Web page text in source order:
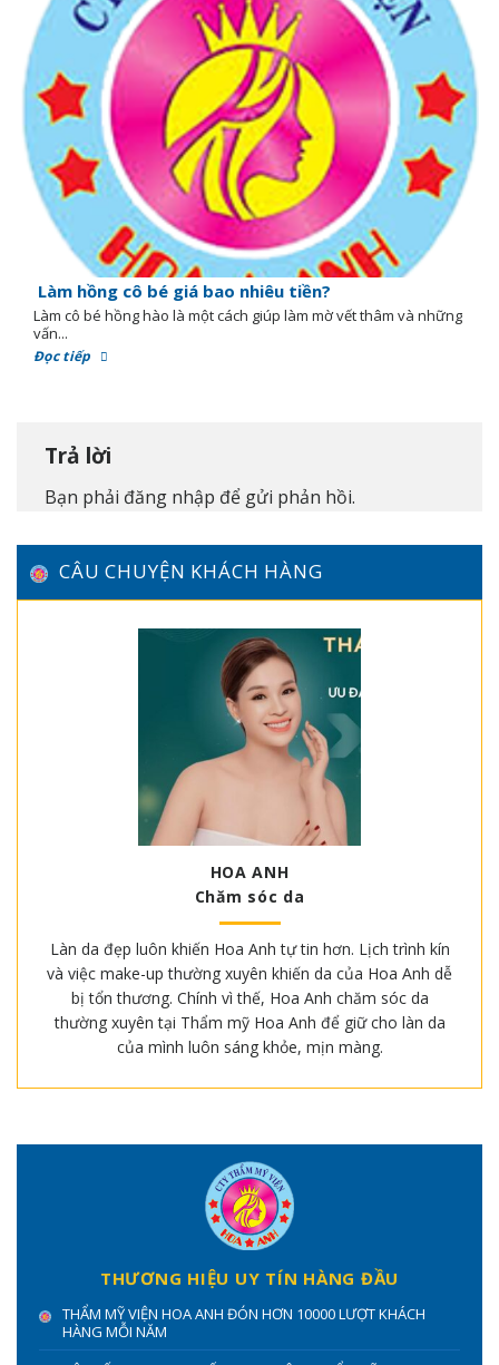
Làm hồng cô bé giá bao nhiêu tiền?
Làm cô bé hồng hào là một cách giúp làm mờ vết thâm và những
vấn...
Đọc tiếp
Trả lời
Bạn phải đăng nhập để gửi phản hồi.
CÂU CHUYỆN KHÁCH HÀNG
HOA ANH
Chăm sóc da
Làn da đẹp luôn khiến Hoa Anh tự tin hơn. Lịch trình kín
và việc make-up thường xuyên khiến da của Hoa Anh dễ
bị tổn thương. Chính vì thế, Hoa Anh chăm sóc da
thường xuyên tại Thẩm mỹ Hoa Anh để giữ cho làn da
của mình luôn sáng khỏe, mịn màng.
THƯƠNG HIỆU UY TÍN HÀNG ĐẦU
THẨM MỸ VIỆN HOA ANH ĐÓN HƠN 10000 LƯỢT KHÁCH
HÀNG MỖI NĂM